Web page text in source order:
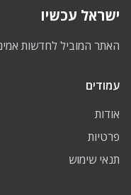
ישראל עכשיו
האתר המוביל לחדשות
עמודים
אודות
פרטיות
תנאי שימוש